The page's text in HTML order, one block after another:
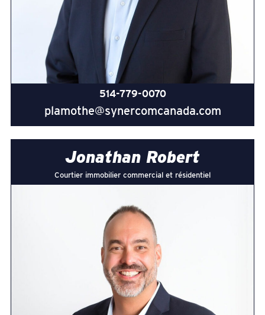
514-779-0070
plamothe@synercomcanada.com
Jonathan Robert
Courtier immobilier commercial et résidentiel